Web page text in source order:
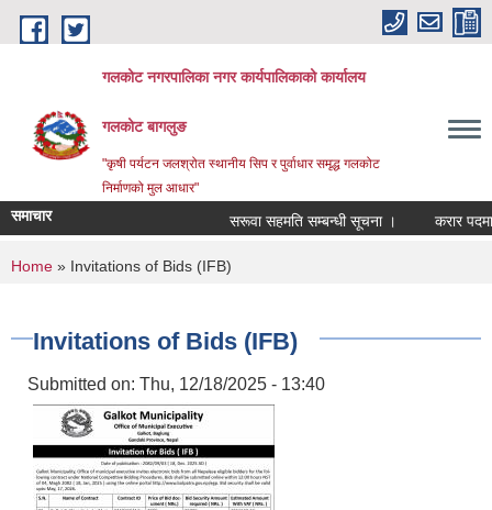
Skip to main content
गलकोट नगरपालिका नगर कार्यपालिकाको कार्यालय
गलकोट बागलुङ
"कृषी पर्यटन जलश्रोत स्थानीय सिप र पुर्वाधार समृद्ध गलकोट
निर्माणको मुल आधार"
समाचार सरूवा सहमति सम्बन्धी सूचना । करार
You are here
Home » Invitations of Bids (IFB)
Invitations of Bids (IFB)
Submitted on: Thu, 12/18/2025 - 13:40